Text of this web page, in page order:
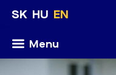
SK HU EN
Menu